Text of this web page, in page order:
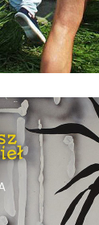
PRAWDA
to pozycja,
wydawniczym